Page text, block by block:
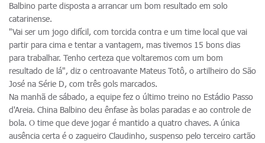
Balbino parte disposta a arrancar um bom resultado em solo
catarinense.
"Vai ser um jogo difícil, com torcida contra e um time local que vai
partir para cima e tentar a vantagem, mas tivemos 15 bons dias
para trabalhar. Tenho certeza que voltaremos com um bom
resultado de lá", diz o centroavante Mateus Totô, o artilheiro do São
José na Série D, com três gols marcados.
Na manhã de sábado, a equipe fez o último treino no Estádio Passo
d'Areia. China Balbino deu ênfase às bolas paradas e ao controle de
bola. O time que deve jogar é mantido a quatro chaves. A única
ausência certa é o zagueiro Claudinho, suspenso pelo terceiro cartão